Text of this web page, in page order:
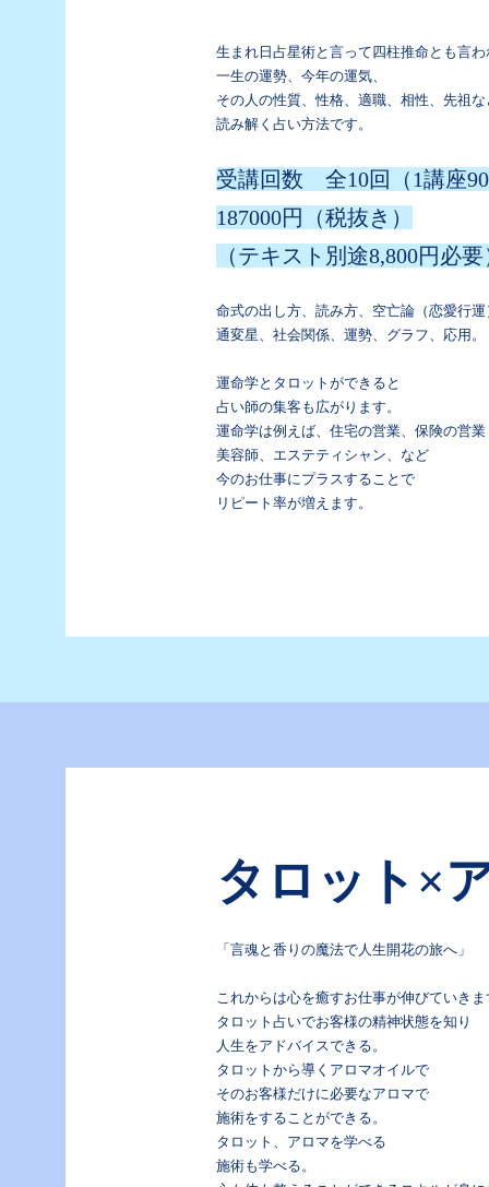
生まれ日占星術と言って四柱推命とも言わ
一生の運勢、今年の運気、
その人の性質、性格、適職、相性、先祖な
読み解く占い方法です。
受講回数 全10回（1講座
187000円（税抜き）
（テキスト別途8,800円必要
命式の出し方、読み方、空亡論（恋愛行運
通変星、社会関係、運勢、 グラフ、応用。
運命学とタロットができると
占い師の集客も広がります。
運命学は例えば、住宅の営業、保険の営業
美容師、エステティシャン、など
今のお仕事にプラスすることで
リピート率が増えます。
タロット×
「言魂と香りの魔法で人生開花の旅へ」
これからは心を癒すお仕事が伸びていきま
タロット占いでお客様の精神状態を知り
人生をアドバイスできる。
タロットから導くアロマオイルで
そのお客様だけに必要なアロマで
施術をすることができる。
タロット、アロマを学べる
施術も学べる。